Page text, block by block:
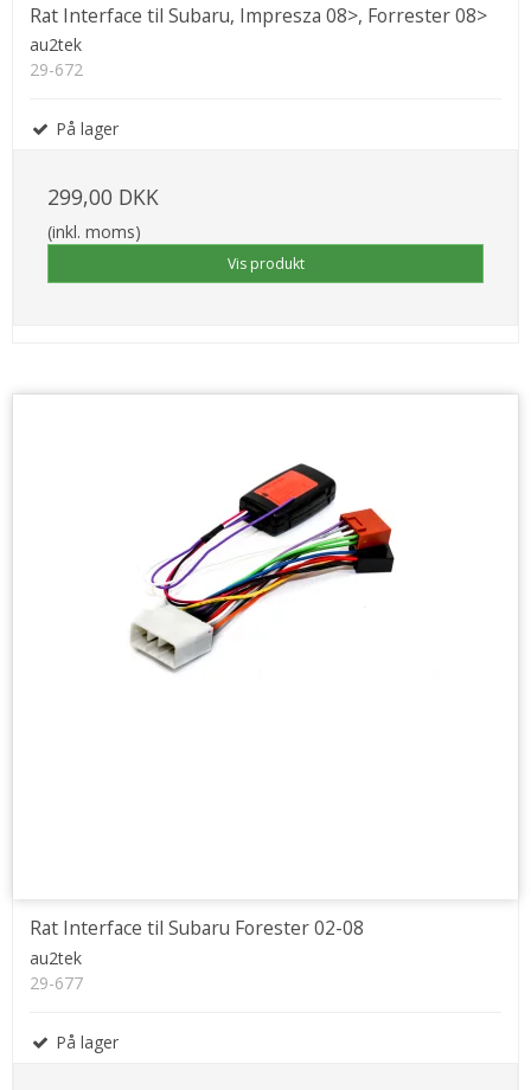
Rat Interface til Subaru, Impresza 08>, Forrester 08>
au2tek
29-672
På lager
299,00 DKK
(inkl. moms)
Vis produkt
Rat Interface til Subaru Forester 02-08
au2tek
29-677
På lager